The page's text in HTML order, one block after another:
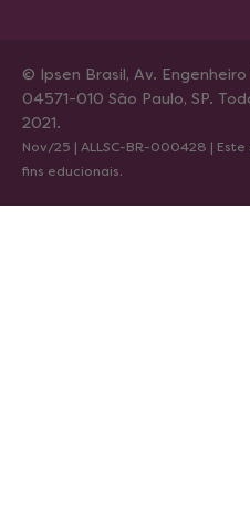
© Ipsen Brasil, Av. Engenheiro
04571-010 São Paulo, SP.
2021.
Nov/25 | ALLSC-BR-000428 |
fins educionais.